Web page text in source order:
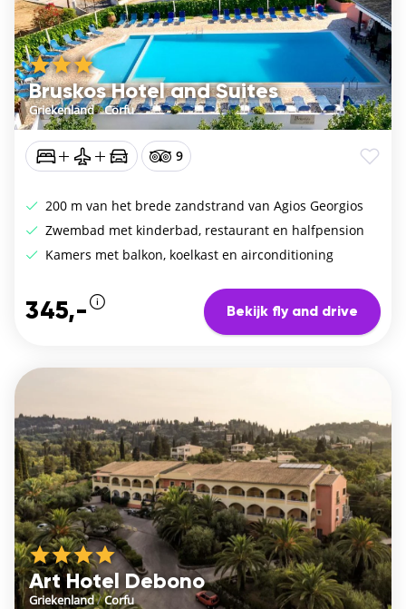
Bruskos Hotel and Suites
Griekenland/Corfu
9
200 m van het brede zandstrand van Agios Georgios
Zwembad met kinderbad, restaurant en halfpension
Kamers met balkon, koelkast en airconditioning
345,- Bekijk fly and drive
Art Hotel Debono
Griekenland/Corfu